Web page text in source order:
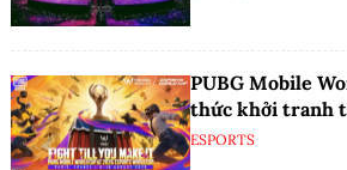
PUBG Mobile
thức khởi tranh
ESPORTS